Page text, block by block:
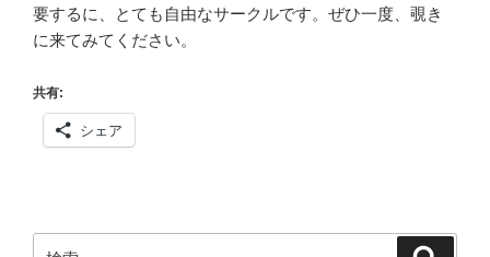
要するに、とても自由なサークルです。ぜひ一度、覗き
に来てみてください。
共有:
シェア